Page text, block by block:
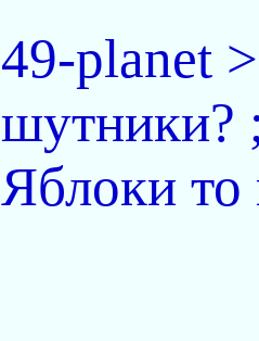
49-planet
шутники?
Яблоки то